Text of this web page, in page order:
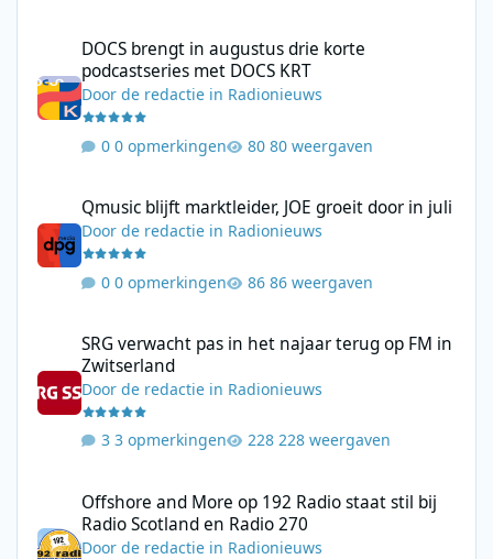
DOCS brengt in augustus drie korte
podcastseries met DOCS KRT
Doorde redactie in Radionieuws
0 opmerkingen 80 weergaven
Qmusic blijft marktleider, JOE groeit door in juli
Doorde redactie in Radionieuws
0 opmerkingen 86 weergaven
SRG verwacht pas in het najaar terug op FM in
Zwitserland
Doorde redactie in Radionieuws
3 opmerkingen 228 weergaven
Offshore and More op 192 Radio staat stil bij
Radio Scotland en Radio 270
Doorde redactie in Radionieuws